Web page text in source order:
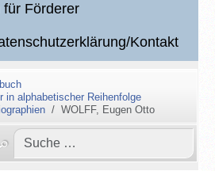
Förderer
Kontakt
in alphabetischer Reihenfolge
WOLFF, Eugen Otto